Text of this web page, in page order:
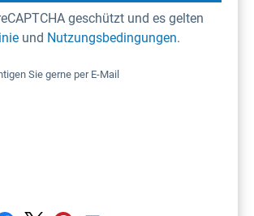
geschützt und es gelten
und Nutzungsbedingungen.
Sie gerne per E-Mail